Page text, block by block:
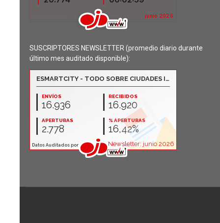
SUSCRIPTORES NEWSLETTER (promedio diario durante
último mes auditado disponible):